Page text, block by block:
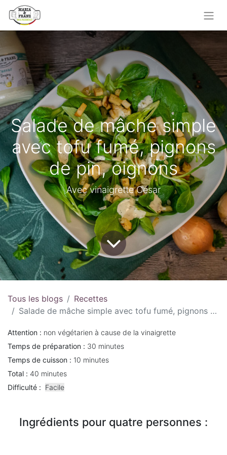
Salade de mâche simple
avec tofu fumé, pignons
de pin, oignons
Avec vinaigrette César
Tous les blogs
Recettes
Salade de mâche simple avec tofu fumé, pignons de pin, oignons
Attention : non végétarien à cause de la vinaigrette
Temps de préparation : 30 minutes
Temps de cuisson : 10 minutes
Total : 40 minutes
Difficulté : Facile
Ingrédients pour quatre personnes :